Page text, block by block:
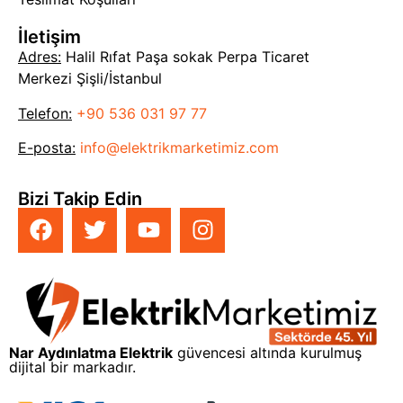
İletişim
Adres: Halil Rıfat Paşa sokak Perpa Ticaret
Merkezi Şişli/İstanbul
Telefon: +90 536 031 97 77
E-posta: info@elektrikmarketimiz.com
Bizi Takip Edin
Nar Aydınlatma Elektrik güvencesi altında kurulmuş
dijital bir markadır.